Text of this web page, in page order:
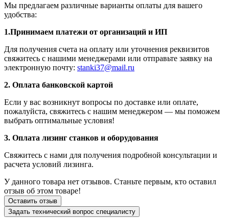
Мы предлагаем различные варианты оплаты для вашего
удобства:
1.Принимаем платежи от организаций и ИП
Для получения счета на оплату или уточнения реквизитов
свяжитесь с нашими менеджерами или отправьте заявку на
электронную почту: stanki37@mail.ru
2. Оплата банковской картой
Если у вас возникнут вопросы по доставке или оплате,
пожалуйста, свяжитесь с нашим менеджером — мы поможем
выбрать оптимальные условия!
3. Оплата лизинг станков и оборудования
Свяжитесь с нами для получения подробной консультации и
расчета условий лизинга.
У данного товара нет отзывов. Станьте первым, кто оставил
отзыв об этом товаре!
Оставить отзыв
Задать технический вопрос специалисту